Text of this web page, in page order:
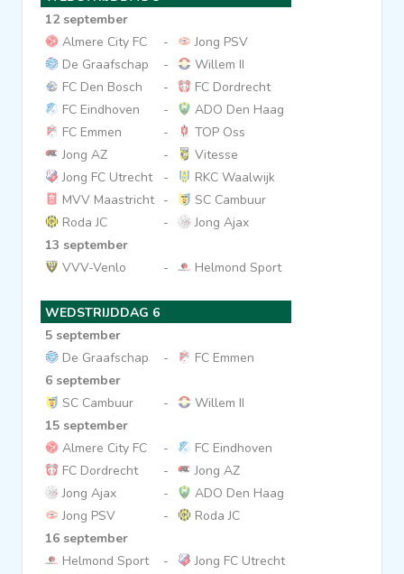
12 september
Almere City FC
-
Jong PSV
De Graafschap
-
Willem II
FC Den Bosch
-
FC Dordrecht
FC Eindhoven
-
ADO Den Haag
FC Emmen
-
TOP Oss
Jong AZ
-
Vitesse
Jong FC Utrecht
-
RKC Waalwijk
MVV Maastricht -
SC Cambuur
Roda JC
-
Jong Ajax
13 september
VVV-Venlo
- Helmond Sport
WEDSTRIJDDAG 6
5 september
De Graafschap
-
FC Emmen
6 september
SC Cambuur
-
Willem II
15 september
Almere City FC
-
FC Eindhoven
FC Dordrecht
-
Jong AZ
Jong Ajax
-
ADO Den Haag
Jong PSV
-
Roda JC
16 september
Helmond Sport
-
Jong FC Utrecht